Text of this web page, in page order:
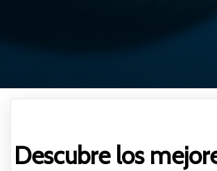
Descubre los